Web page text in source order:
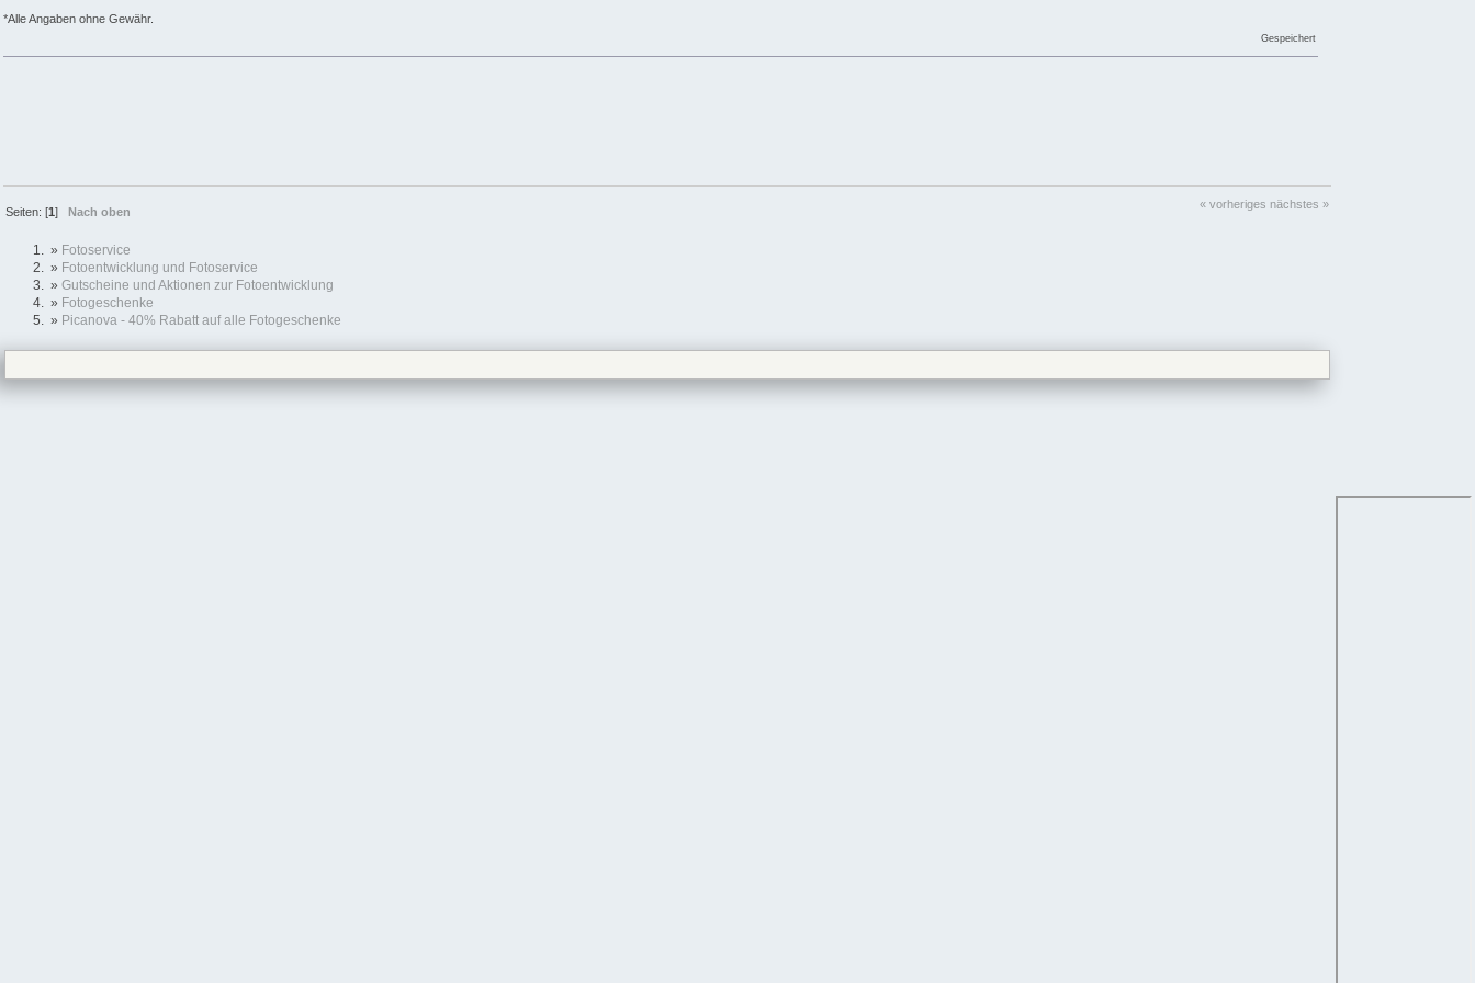
*Alle Angaben ohne Gewähr.
Gespeichert
Seiten: [1]Nach oben
« vorheriges nächstes »
» Fotoservice
» Fotoentwicklung und Fotoservice
» Gutscheine und Aktionen zur Fotoentwicklung
» Fotogeschenke
» Picanova - 40% Rabatt auf alle Fotogeschenke